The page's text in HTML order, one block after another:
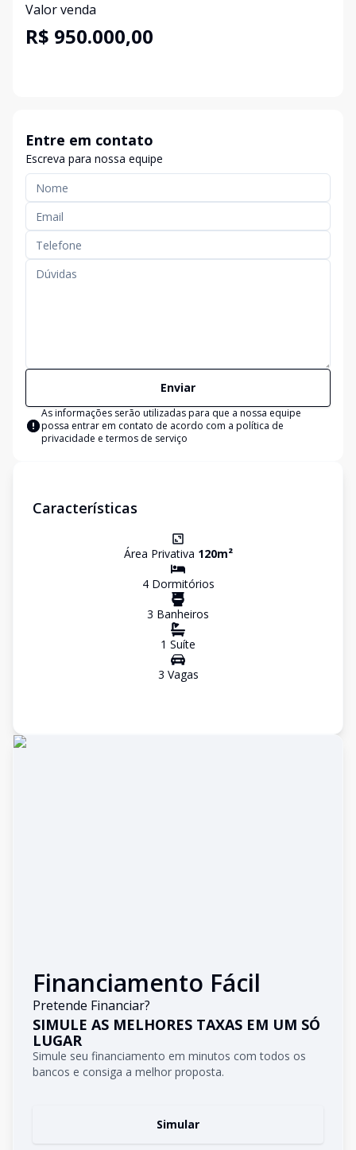
Valor venda
R$ 950.000,00
Entre em contato
Escreva para nossa equipe
Enviar
As informações serão utilizadas para que a nossa equipe
possa entrar em contato de acordo com a política de
privacidade e termos de serviço
Características
Área Privativa 120m²
4Dormitórios
3 Banheiros
1 Suíte
3 Vagas
Financiamento Fácil
Pretende Financiar?
SIMULE AS MELHORES TAXAS EM UM SÓ
LUGAR
Simule seu financiamento em minutos com todos os
bancos e consiga a melhor proposta.
Simular